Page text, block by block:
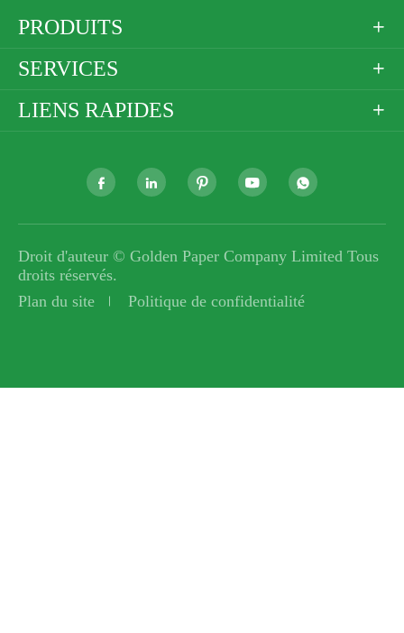
PRODUITS 
SERVICES 
LIENS RAPIDES 
    
Droit d'auteur © Golden Paper Company Limited Tous
droits réservés.
Plan du site
Politique de confidentialité